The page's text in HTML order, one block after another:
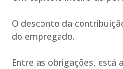
O desconto da
do empregado.
Entre as obrigações, está